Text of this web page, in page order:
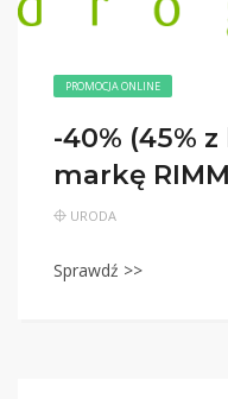
PROMOCJA ONLINE
-40% (45%
markę
URODA
Sprawdź >>